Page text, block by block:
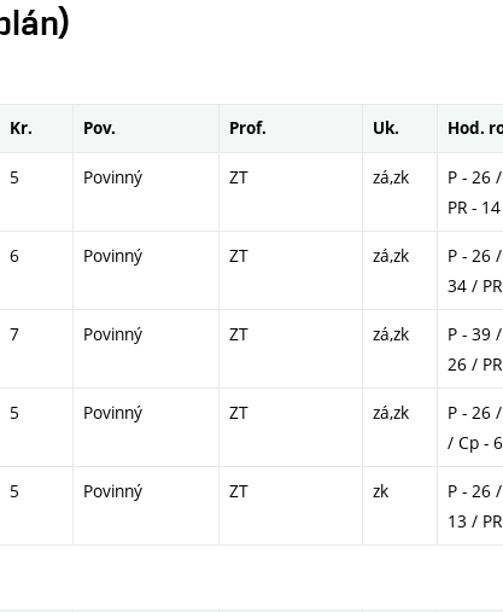
Kr. Pov. Prof. Uk. Hod.
5 Povinný ZT zá,zk
P - 26
PR - 14
6 Povinný ZT zá,zk
P - 26
34 /
7 Povinný ZT zá,zk
P - 39
26 /
5 Povinný ZT zá,zk
P - 26
/ Cp -
5 Povinný ZT zk
P - 26
13 /